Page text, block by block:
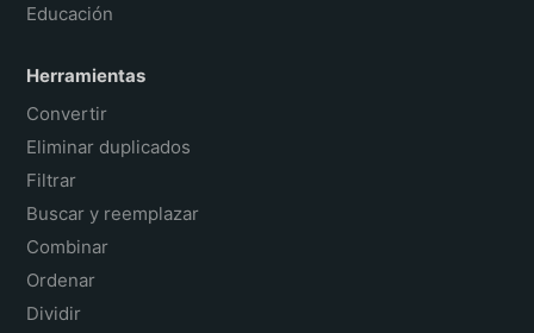
Educación
Herramientas
Convertir
Eliminar duplicados
Filtrar
Buscar y reemplazar
Combinar
Ordenar
Dividir